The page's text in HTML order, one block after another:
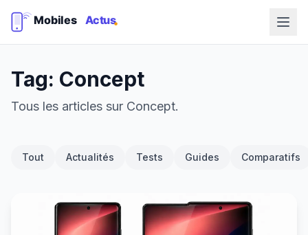
Tag: Concept
Tous les articles sur Concept.
Tout Actualités Tests Guides Comparatifs